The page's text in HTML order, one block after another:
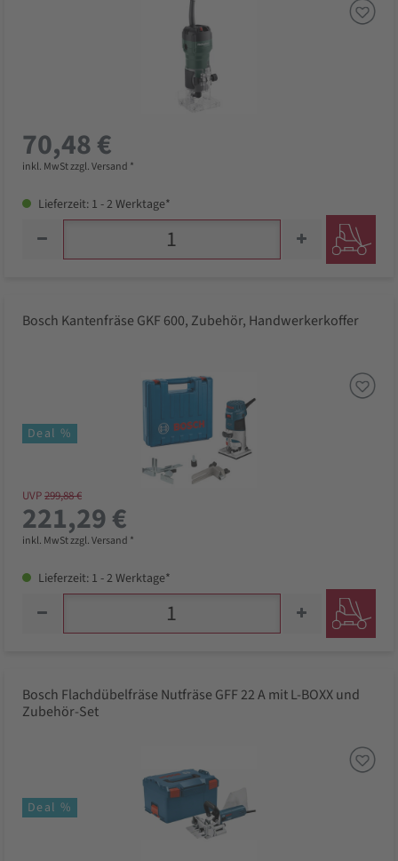
70,48 €
inkl. MwSt zzgl. Versand *
Lieferzeit: 1 - 2 Werktage*
Bosch Kantenfräse GKF 600, Zubehör, Handwerkerkoffer
Deal %
UVP299,88 €
221,29 €
inkl. MwSt zzgl. Versand *
Lieferzeit: 1 - 2 Werktage*
Bosch Flachdübelfräse Nutfräse GFF 22 A mit L-BOXX und
Zubehör-Set
Deal %